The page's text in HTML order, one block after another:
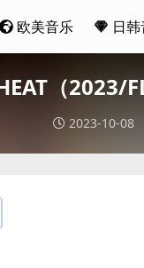
欧美音乐 日
（
2023-10-08